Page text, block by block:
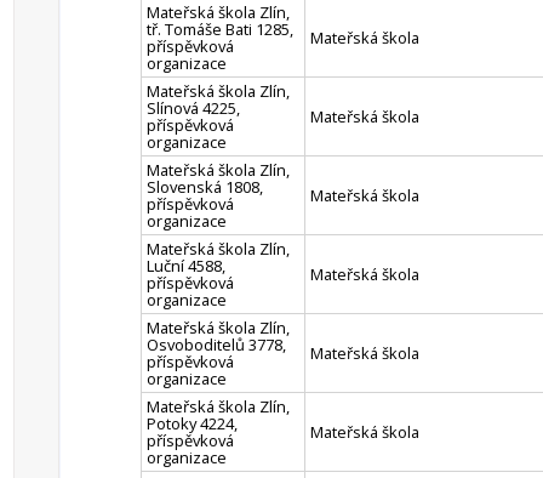
Mateřská škola Zlín,
tř. Tomáše Bati 1285,
příspěvková
organizace
Mateřská škola
Mateřská škola Zlín,
Slínová 4225,
příspěvková
organizace
Mateřská škola
Mateřská škola Zlín,
Slovenská 1808,
příspěvková
organizace
Mateřská škola
Mateřská škola Zlín,
Luční 4588,
příspěvková
organizace
Mateřská škola
Mateřská škola Zlín,
Osvoboditelů 3778,
příspěvková
organizace
Mateřská škola
Mateřská škola Zlín,
Potoky 4224,
příspěvková
organizace
Mateřská škola